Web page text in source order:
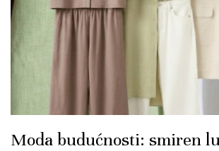
Moda budućnosti: smiren